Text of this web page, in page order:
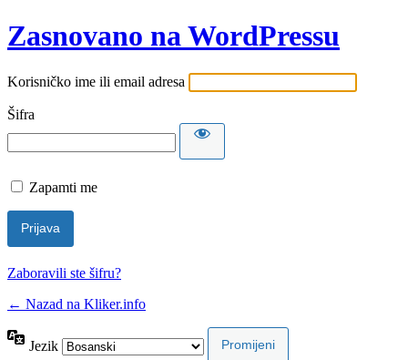
Zasnovano na WordPressu
Korisničko ime ili email adresa
Šifra
Zapamti me
Zaboravili ste šifru?
← Nazad na Kliker.info
Jezik